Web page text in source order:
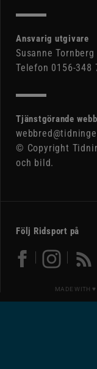
Ansvarig utgivare
Susanne Tornberg
Telefon 0156-348
Tjänstgörande
© Copyright
och bild.
Följ Ridsport på
MADE WITH ♥